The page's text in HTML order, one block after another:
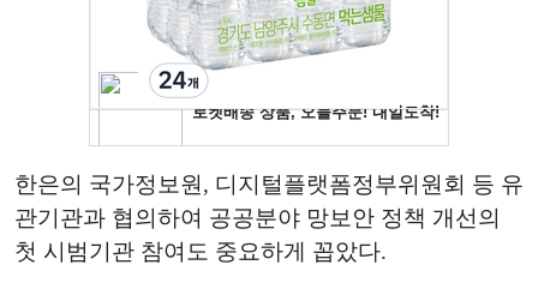
한은의 국가정보원, 디지털플랫폼정부위원회 등 유
관기관과 협의하여 공공분야 망보안 정책 개선의
첫 시범기관 참여도 중요하게 꼽았다.